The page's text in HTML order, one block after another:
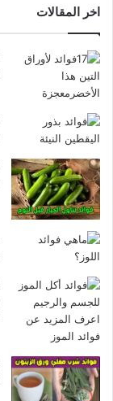
اخر المقالات